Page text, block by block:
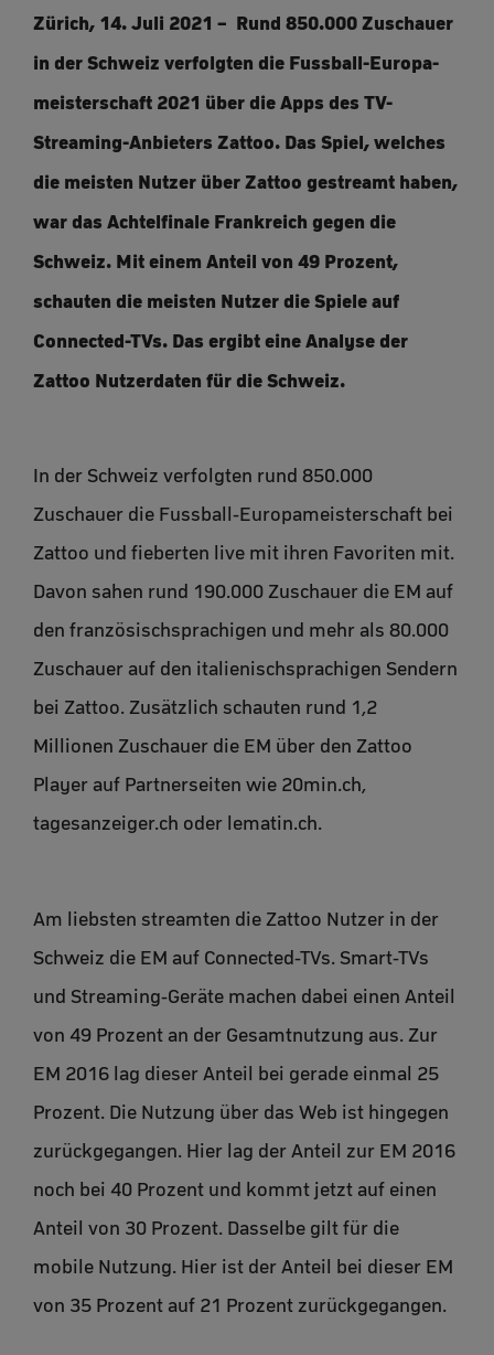
Zürich, 14. Juli 2021 – Rund 850.000 Zuschauer
in der Schweiz verfolgten die Fussball-Europa-
meisterschaft 2021 über die Apps des TV-
Streaming-Anbieters Zattoo. Das Spiel, welches
die meisten Nutzer über Zattoo gestreamt haben,
war das Achtelfinale Frankreich gegen die
Schweiz. Mit einem Anteil von 49 Prozent,
schauten die meisten Nutzer die Spiele auf
Connected-TVs. Das ergibt eine Analyse der
Zattoo Nutzerdaten für die Schweiz.
In der Schweiz verfolgten rund 850.000
Zuschauer die Fussball-Europameisterschaft bei
Zattoo und fieberten live mit ihren Favoriten mit.
Davon sahen rund 190.000 Zuschauer die EM auf
den französischsprachigen und mehr als 80.000
Zuschauer auf den italienischsprachigen Sendern
bei Zattoo. Zusätzlich schauten rund 1,2
Millionen Zuschauer die EM über den Zattoo
Player auf Partnerseiten wie 20min.ch,
tagesanzeiger.ch oder lematin.ch.
Am liebsten streamten die Zattoo Nutzer in der
Schweiz die EM auf Connected-TVs. Smart-TVs
und Streaming-Geräte machen dabei einen Anteil
von 49 Prozent an der Gesamtnutzung aus. Zur
EM 2016 lag dieser Anteil bei gerade einmal 25
Prozent. Die Nutzung über das Web ist hingegen
zurückgegangen. Hier lag der Anteil zur EM 2016
noch bei 40 Prozent und kommt jetzt auf einen
Anteil von 30 Prozent. Dasselbe gilt für die
mobile Nutzung. Hier ist der Anteil bei dieser EM
von 35 Prozent auf 21 Prozent zurückgegangen.